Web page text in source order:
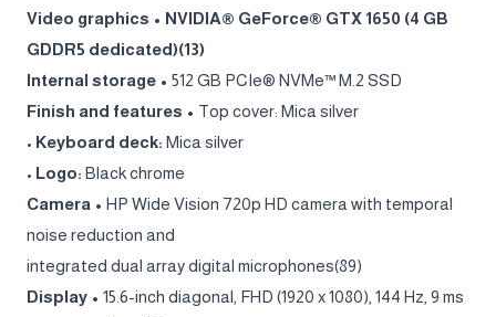
Video graphics • NVIDIA® GeForce® GTX 1650 (4 GB
GDDR5 dedicated)(13)
Internal storage • 512 GB PCIe® NVMe™ M.2 SSD
Finish and features • Top cover: Mica silver
• Keyboard deck: Mica silver
• Logo: Black chrome
Camera • HP Wide Vision 720p HD camera with temporal
noise reduction and
integrated dual array digital microphones(89)
Display • 15.6-inch diagonal, FHD (1920 x 1080), 144 Hz, 9 ms